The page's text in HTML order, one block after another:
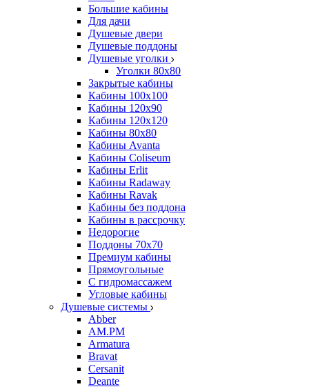
Большие кабины
Для дачи
Душевые двери
Душевые поддоны
Душевые уголки
Уголки 80х80
Закрытые кабины
Кабины 100x100
Кабины 120x90
Кабины 120х120
Кабины 80х80
Кабины Avanta
Кабины Coliseum
Кабины Erlit
Кабины Radaway
Кабины Ravak
Кабины без поддона
Кабины в рассрочку
Недорогие
Поддоны 70x70
Премиум кабины
Прямоугольные
С гидромассажем
Угловые кабины
Душевые системы
Abber
AM.PM
Armatura
Bravat
Cersanit
Deante